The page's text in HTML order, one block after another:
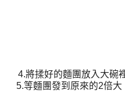
4.將揉好的麵團放入大碗
5.等麵團發到原來的2倍大